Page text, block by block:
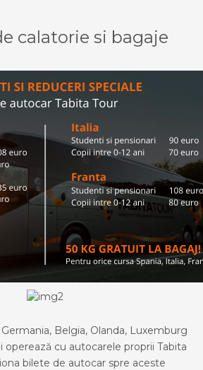
calatorie si bagaje
Belgia, Olanda, Luxemburg
cu autocarele proprii Tabita
bilete de autocar spre aceste